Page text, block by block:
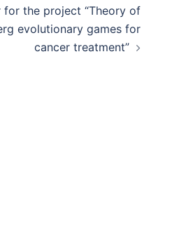
for the project “Theory of
evolutionary games for
cancer treatment”